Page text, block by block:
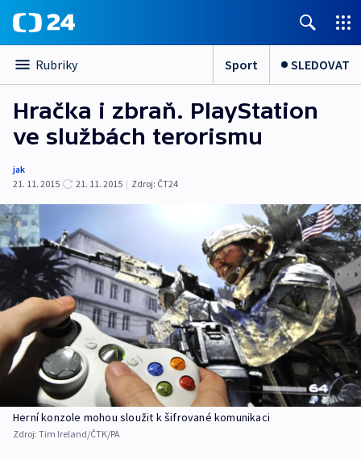
Rubriky Sport SLEDOVAT
Hračka i zbraň. PlayStation
ve službách terorismu
jak
21. 11. 2015
21. 11. 2015 | Zdroj: ČT24
Herní konzole mohou sloužit k šifrované komunikaci
Zdroj: Tim Ireland/ČTK/PA